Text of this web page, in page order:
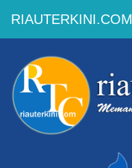
RIAUTERKINI.COM